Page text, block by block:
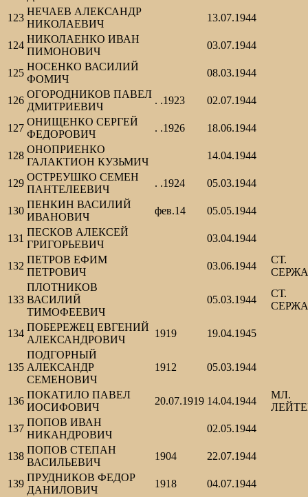
123
НЕЧАЕВ АЛЕКСАНДР
НИКОЛАЕВИЧ
13.07.1944
124
НИКОЛАЕНКО ИВАН
ПИМОНОВИЧ
03.07.1944
125
НОСЕНКО ВАСИЛИЙ
ФОМИЧ
08.03.1944
126
ОГОРОДНИКОВ ПАВЕЛ
ДМИТРИЕВИЧ
. .1923 02.07.1944
127
ОНИЩЕНКО СЕРГЕЙ
ФЕДОРОВИЧ
. .1926 18.06.1944
128
ОНОПРИЕНКО
ГАЛАКТИОН КУЗЬМИЧ
14.04.1944
129
ОСТРЕУШКО СЕМЕН
ПАНТЕЛЕЕВИЧ
. .1924 05.03.1944
130
ПЕНКИН ВАСИЛИЙ
ИВАНОВИЧ
фев.14 05.05.1944
131
ПЕСКОВ АЛЕКСЕЙ
ГРИГОРЬЕВИЧ
03.04.1944
132
ПЕТРОВ ЕФИМ
ПЕТРОВИЧ
03.06.1944
СТ.
133
ПЛОТНИКОВ
ВАСИЛИЙ
ТИМОФЕЕВИЧ
05.03.1944
СТ.
134
ПОБЕРЕЖЕЦ ЕВГЕНИЙ
АЛЕКСАНДРОВИЧ
1919 19.04.1945
135
ПОДГОРНЫЙ
АЛЕКСАНДР
СЕМЕНОВИЧ
1912 05.03.1944
136
ПОКАТИЛО ПАВЕЛ
ИОСИФОВИЧ
20.07.1919 14.04.1944
МЛ.
137
ПОПОВ ИВАН
НИКАНДРОВИЧ
02.05.1944
138
ПОПОВ СТЕПАН
ВАСИЛЬЕВИЧ
1904 22.07.1944
139
ПРУДНИКОВ ФЕДОР
ДАНИЛОВИЧ
1918 04.07.1944